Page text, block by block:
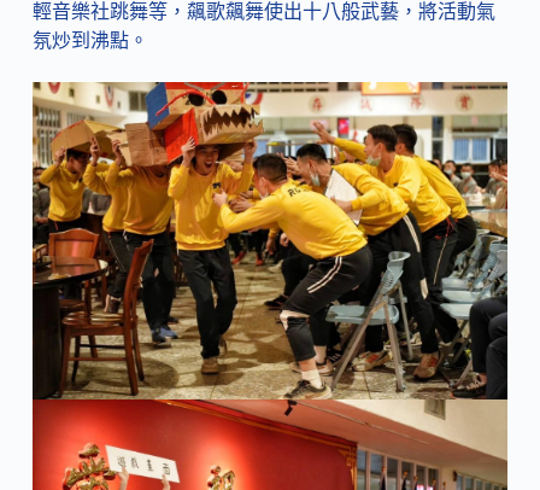
輕音樂社跳舞等，飆歌飆舞使出十八般武藝，將活動氣
氛炒到沸點。